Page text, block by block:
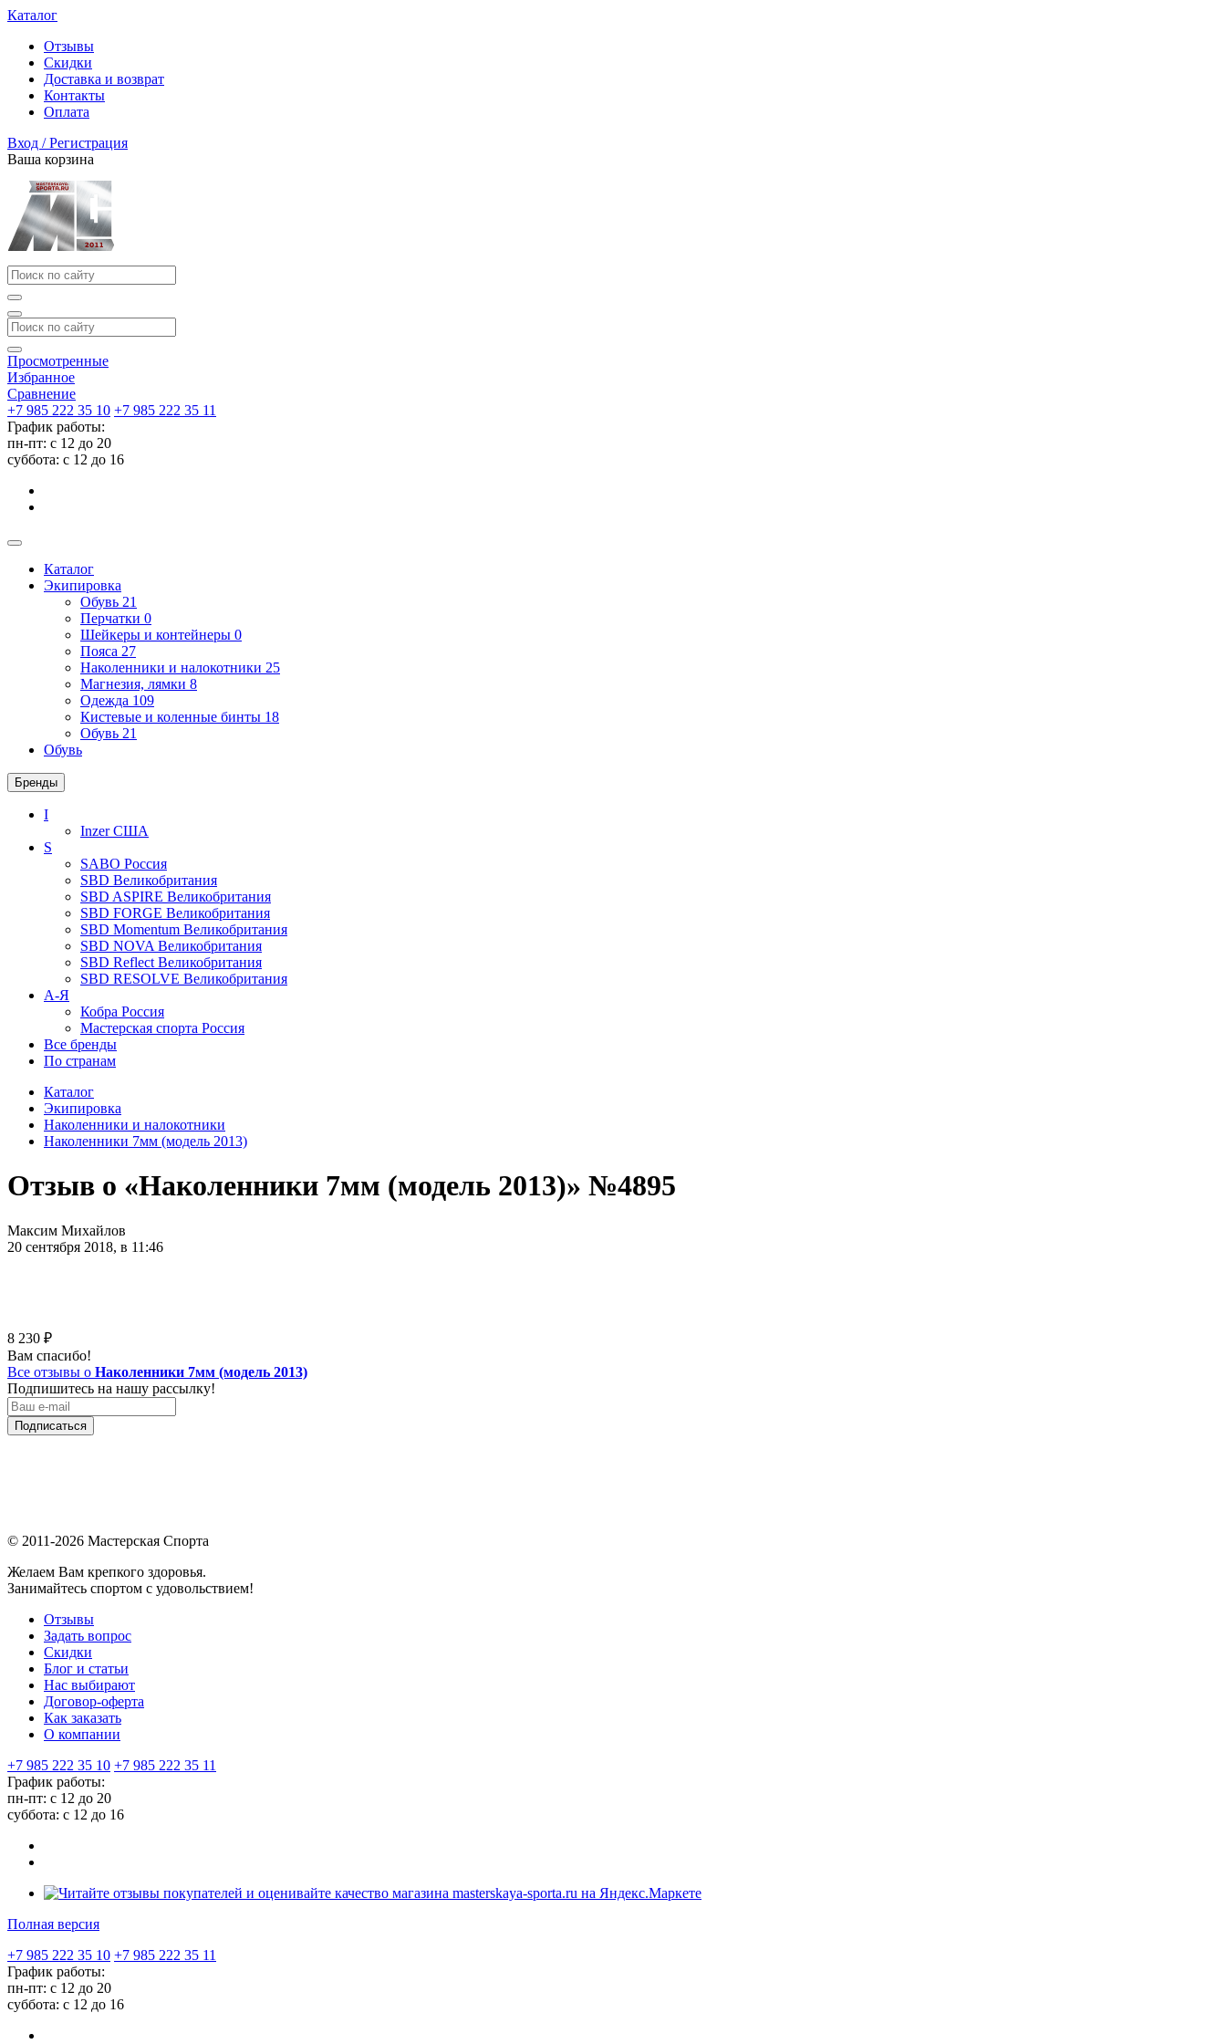
Каталог
Отзывы
Скидки
Доставка и возврат
Контакты
Оплата
Вход / Регистрация
Ваша корзина
Просмотренные
Избранное
Сравнение
+7 985 222 35 10 +7 985 222 35 11
График работы:
пн-пт: с 12 до 20
суббота: c 12 до 16
Каталог
Экипировка
Обувь 21
Перчатки 0
Шейкеры и контейнеры 0
Пояса 27
Наколенники и налокотники 25
Магнезия, лямки 8
Одежда 109
Кистевые и коленные бинты 18
Обувь 21
Обувь
Бренды
I
InzerСША
S
SABO Россия
SBD Великобритания
SBD ASPIRE Великобритания
SBD FORGE Великобритания
SBD Momentum Великобритания
SBD NOVA Великобритания
SBD Reflect Великобритания
SBD RESOLVE Великобритания
А-Я
Кобра Россия
Мастерская спорта Россия
Все бренды
По странам
Каталог
Экипировка
Наколенники и налокотники
Наколенники 7мм (модель 2013)
Отзыв о «Наколенники 7мм (модель 2013)» №4895
Максим Михайлов
20 сентября 2018, в 11:46
8 230 ₽
Вам спасибо!
Все отзывы о Наколенники 7мм (модель 2013)
Подпишитесь на нашу рассылку!
Подписаться
© 2011-2026 Мастерская Спорта
Желаем Вам крепкого здоровья.
Занимайтесь спортом с удовольствием!
Отзывы
Задать вопрос
Скидки
Блог и статьи
Нас выбирают
Договор-оферта
Как заказать
О компании
+7 985 222 35 10 +7 985 222 35 11
График работы:
пн-пт: с 12 до 20
суббота: c 12 до 16
Полная версия
+7 985 222 35 10 +7 985 222 35 11
График работы:
пн-пт: с 12 до 20
суббота: c 12 до 16